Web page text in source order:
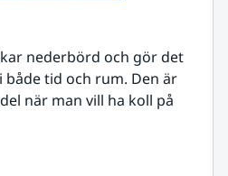
nederbörd och gör det
tid och rum. Den är
när man vill ha koll på